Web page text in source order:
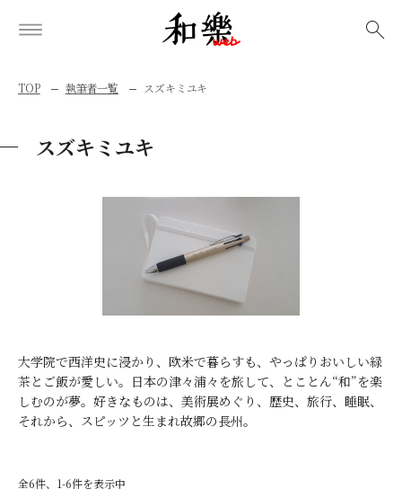
TOP 執筆者一覧 スズキミユキ
スズキミユキ
大学院で西洋史に浸かり、欧米で暮らすも、やっぱりおいしい緑
茶とご飯が愛しい。日本の津々浦々を旅して、とことん“和”を楽
しむのが夢。好きなものは、美術展めぐり、歴史、旅行、睡眠、
それから、スピッツと生まれ故郷の長州。
全6件、1-6件を表示中